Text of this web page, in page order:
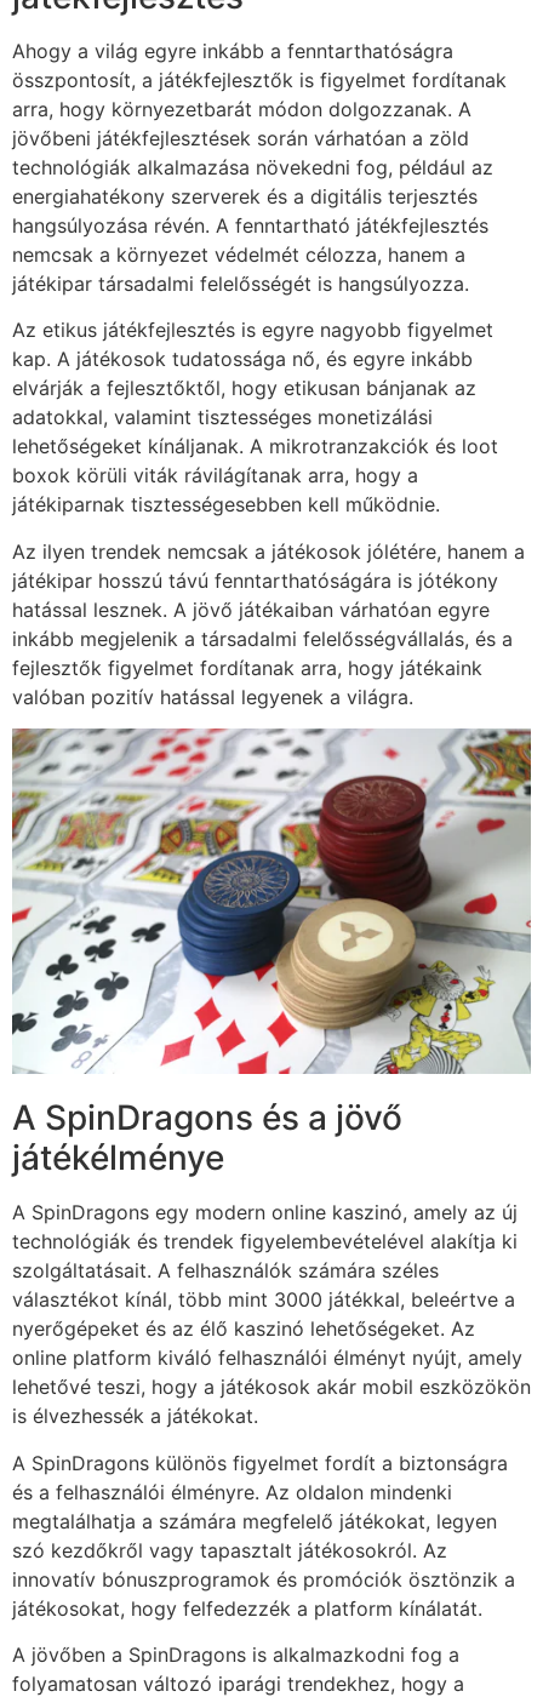
Ahogy a világ egyre inkább a fenntarthatóságra
összpontosít, a játékfejlesztők is figyelmet fordítanak
arra, hogy környezetbarát módon dolgozzanak. A
jövőbeni játékfejlesztések során várhatóan a zöld
technológiák alkalmazása növekedni fog, például az
energiahatékony szerverek és a digitális terjesztés
hangsúlyozása révén. A fenntartható játékfejlesztés
nemcsak a környezet védelmét célozza, hanem a
játékipar társadalmi felelősségét is hangsúlyozza.
Az etikus játékfejlesztés is egyre nagyobb figyelmet
kap. A játékosok tudatossága nő, és egyre inkább
elvárják a fejlesztőktől, hogy etikusan bánjanak az
adatokkal, valamint tisztességes monetizálási
lehetőségeket kínáljanak. A mikrotranzakciók és loot
boxok körüli viták rávilágítanak arra, hogy a
játékiparnak tisztességesebben kell működnie.
Az ilyen trendek nemcsak a játékosok jólétére, hanem a
játékipar hosszú távú fenntarthatóságára is jótékony
hatással lesznek. A jövő játékaiban várhatóan egyre
inkább megjelenik a társadalmi felelősségvállalás, és a
fejlesztők figyelmet fordítanak arra, hogy játékaink
valóban pozitív hatással legyenek a világra.
A SpinDragons és a jövő
játékélménye
A SpinDragons egy modern online kaszinó, amely az új
technológiák és trendek figyelembevételével alakítja ki
szolgáltatásait. A felhasználók számára széles
választékot kínál, több mint 3000 játékkal, beleértve a
nyerőgépeket és az élő kaszinó lehetőségeket. Az
online platform kiváló felhasználói élményt nyújt, amely
lehetővé teszi, hogy a játékosok akár mobil eszközökön
is élvezhessék a játékokat.
A SpinDragons különös figyelmet fordít a biztonságra
és a felhasználói élményre. Az oldalon mindenki
megtalálhatja a számára megfelelő játékokat, legyen
szó kezdőkről vagy tapasztalt játékosokról. Az
innovatív bónuszprogramok és promóciók ösztönzik a
játékosokat, hogy felfedezzék a platform kínálatát.
A jövőben a SpinDragons is alkalmazkodni fog a
folyamatosan változó iparági trendekhez, hogy a